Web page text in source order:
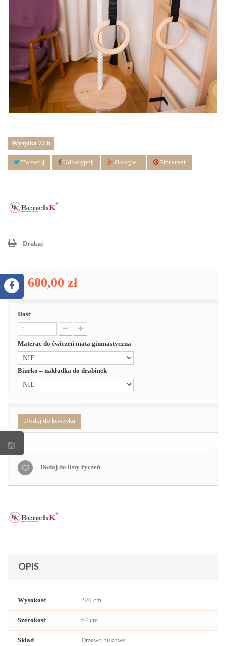
Wysyłka 72 h
Tweetuj Udostępnij Google+ Pinterest
Drukuj
2 600,00 zł
Ilość
Materac do ćwiczeń mata gimnastyczna
Biurko – nakładka do drabinek
Dodaj do koszyka
Dodaj do listy życzeń
OPIS
Wysokość 220 cm
Szerokość 67 cm
Skład Drzewo bukowe